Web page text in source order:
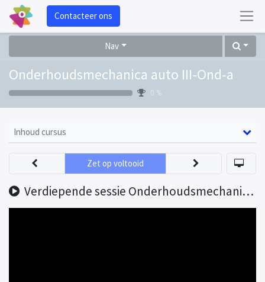
Contacteer ons
Nav
Onderhoudsmechanica auto III-Ond-a
0 %
Inhoud cursus
Verdiepende sessie Onderhoudsmechanica Auto
Zet op voltooid